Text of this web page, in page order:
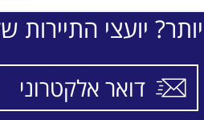
יועצי התיירות